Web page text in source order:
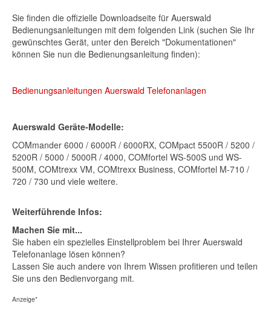
Sie finden die offizielle Downloadseite für Auerswald
Bedienungsanleitungen mit dem folgenden Link (suchen Sie Ihr
gewünschtes Gerät, unter den Bereich "Dokumentationen"
können Sie nun die Bedienungsanleitung finden):
Bedienungsanleitungen Auerswald Telefonanlagen
Auerswald Geräte-Modelle:
COMmander 6000 / 6000R / 6000RX, COMpact 5500R / 5200 /
5200R / 5000 / 5000R / 4000, COMfortel WS-500S und WS-
500M, COMtrexx VM, COMtrexx Business, COMfortel M-710 /
720 / 730 und viele weitere.
Weiterführende Infos:
Machen Sie mit...
Sie haben ein spezielles Einstellproblem bei Ihrer Auerswald
Telefonanlage lösen können?
Lassen Sie auch andere von Ihrem Wissen profitieren und teilen
Sie uns den Bedienvorgang mit.
Anzeige*